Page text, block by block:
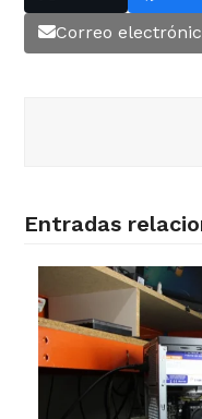
Correo
Entradas